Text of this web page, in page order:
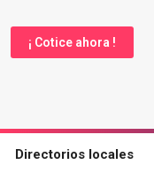
¡ Cotice ahora !
Directorios locales